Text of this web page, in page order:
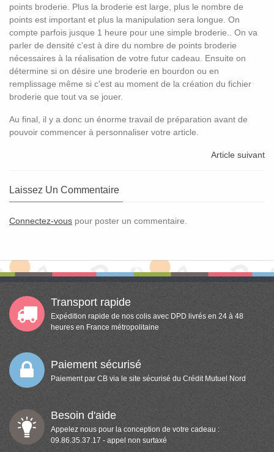
points broderie. Plus la broderie est large, plus le nombre de
points est important et plus la manipulation sera longue. On
compte parfois jusque 1 heure pour une simple broderie.. On va
parler de densité c'est à dire du nombre de points broderie
nécessaires à la réalisation de votre futur cadeau. Ensuite on
détermine si on désire une broderie en bourdon ou en
remplissage même si c'est au moment de la création du fichier
broderie que tout va se jouer.
Au final, il y a donc un énorme travail de préparation avant de
pouvoir commencer à personnaliser votre article.
Article suivant
Laissez Un Commentaire
Connectez-vous pour poster un commentaire.
Transport rapide
Expédition rapide de nos colis avec DPD livrés en 24 à 48
heures en France métropolitaine
Paiement sécurisé
Paiement par CB via le site sécurisé du Crédit Mutuel Nord
Besoin d'aide
Appelez nous pour la conception de votre cadeau :
09.86.35.37.17 - appel non surtaxé